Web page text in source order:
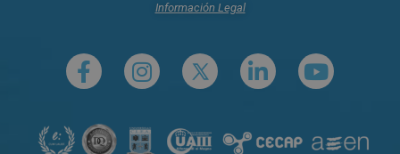
Información Legal